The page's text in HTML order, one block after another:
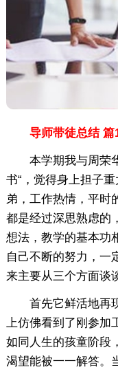
导师带徒总结 篇
本学期我与周荣华
书“，觉得身上担子
弟，工作热情，平时
都是经过深思熟虑的
想法，教学的基本功
自己不断的努力，一
来主要从三个方面谈
首先它鲜活地再现
上仿佛看到了刚参
如同人生的孩童阶段
渴望能被一一解答。